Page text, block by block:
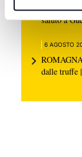
EMILIA-
saluto a
6 AGOSTO
dalle truffe